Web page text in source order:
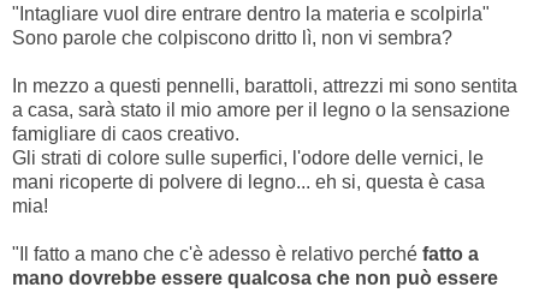
"Intagliare vuol dire entrare dentro la materia e scolpirla"
Sono parole che colpiscono dritto lì, non vi sembra?
In mezzo a questi pennelli, barattoli, attrezzi mi sono sentita
a casa, sarà stato il mio amore per il legno o la sensazione
famigliare di caos creativo.
Gli strati di colore sulle superfici, l'odore delle vernici, le
mani ricoperte di polvere di legno... eh si, questa è casa
mia!
"Il fatto a mano che c'è adesso è relativo perché fatto a
mano dovrebbe essere qualcosa che non può essere